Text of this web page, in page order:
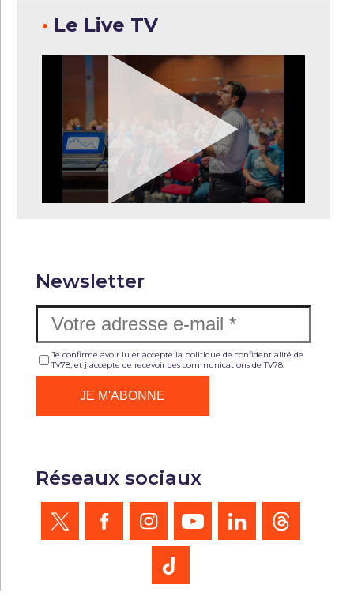
• Le Live TV
Newsletter
Je confirme avoir lu et accepté la politique de confidentialité de
TV78, et j'accepte de recevoir des communications de TV78.
Réseaux sociaux